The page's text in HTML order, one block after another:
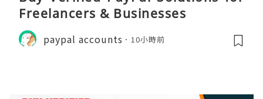
Freelancers & Businesses
paypal accounts 10小時前